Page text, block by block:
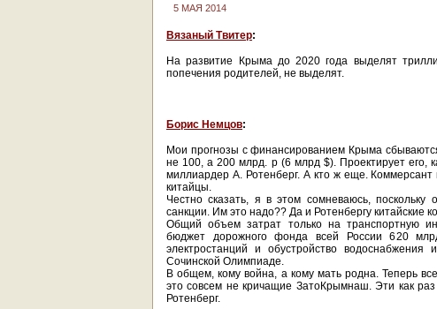
5 МАЯ 2014
Вязаный Твитер:
На развитие Крыма до 2020 года выделят
попечения родителей, не выделят.
Борис Немцов:
Мои прогнозы с финансированием Крыма
не 100, а 200 млрд. р (6 млрд $). Проектирует его,
миллиардер А. Ротенберг. А кто ж еще. Коммерсант
китайцы.
Честно сказать, я в этом сомневаюсь,
санкции. Им это надо?? Да и Ротенбергу китайские
Общий объем затрат только на транспортную
бюджет дорожного фонда всей России 620
электростанций и обустройство
Сочинской Олимпиаде.
В общем, кому война, а кому мать родна. Теперь
это совсем не кричащие ЗатоКрымнаш. Эти как
Ротенберг.